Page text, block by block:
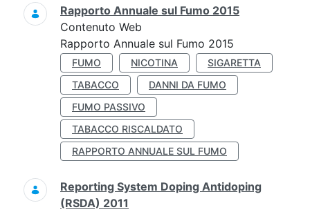
Rapporto Annuale sul Fumo 2015
Contenuto Web
Rapporto Annuale sul Fumo 2015
FUMO NICOTINA
SIGARETTA
TABACCO
DANNI DA FUMO
FUMO PASSIVO
TABACCO RISCALDATO
RAPPORTO ANNUALE SUL FUMO
Reporting System Doping Antidoping
(RSDA) 2011